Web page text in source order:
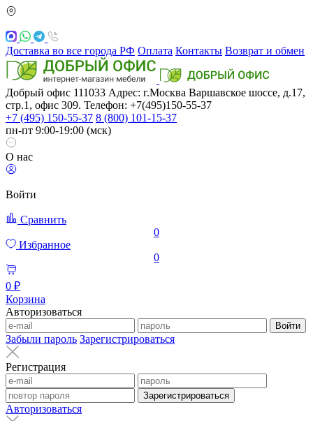
Доставка во все города РФ Оплата Контакты Возврат и обмен
Добрый офис 111033 Адрес: г.Москва Варшавское шоссе, д.17,
стр.1, офис 309. Телефон: +7(495)150-55-37
+7 (495) 150-55-37 8 (800) 101-15-37
пн-пт 9:00-19:00 (мск)
О нас
Войти
Сравнить
0
Избранное
0
0 ₽
Корзина
Авторизоваться
Войти
Забыли пароль Зарегистрироваться
Регистрация
Зарегистрироваться
Авторизоваться